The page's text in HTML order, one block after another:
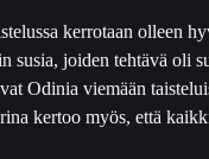
kerrotaan olleen
susia, joiden tehtävä oli
Odinia viemään
kertoo myös, että